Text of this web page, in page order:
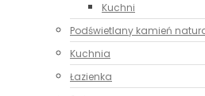
Kuchni
Podświetlany kamień
Kuchnia
Łazienka